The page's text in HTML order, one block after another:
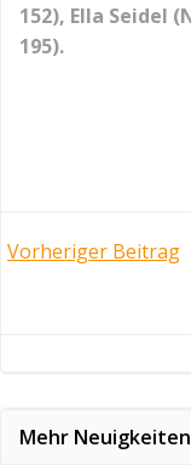
152), Ella Seidel
195).
Post
Vorheriger Beitrag
Mehr